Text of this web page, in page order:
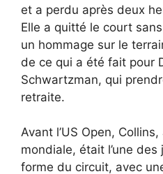
et a perdu après deux
Elle a quitté le court
un hommage sur le
de ce qui a été fait pour
Schwartzman, qui
retraite.
Avant l’US Open,
mondiale, était l’une
forme du circuit, avec